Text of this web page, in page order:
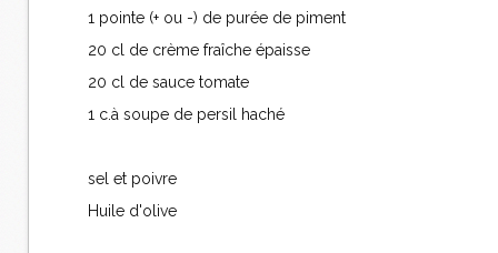
1 pointe (+ ou -) de purée de piment
20 cl de crème fraîche épaisse
20 cl de sauce tomate
1 c.à soupe de persil haché
sel et poivre
Huile d'olive